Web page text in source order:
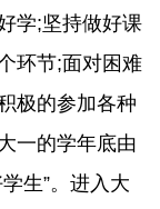
学;坚持做好课
环节;面对困难
极的参加各种
一的学年底由
生”。进入大